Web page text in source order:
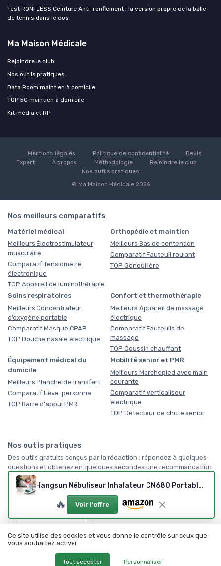
Hangsun Nébuliseur Inhalateur CN680 Portable Compresseur avec Embout et Masque pour les Enfants et les Adultes
🔥 Voir l'offre
Test RONFLESS Ceinture Anti-ronflement : la version propre de la balle
de tennis dans le dos
Ma Maison Médicale
Rejoindre le club
Nos outils pratiques
Data Room maintien à domicile
TOP 50 maintien à domicile
Kit média et RP
Mentions légales Politique de confidentialité
Devis
Expert
À propos Méthodologie
Rejoindre le club
Nos outils pratiques
© Ma Maison Médicale 2026
Nos meilleurs comparatifs
Matériel médical
Meilleurs Électrostimulateur
musculaire
Comparatif Tensiomètre
électronique
TOP Appareil de luminothérapie
Orthopédie et maintien
Meilleurs Bas de contention
Comparatif Fauteuil roulant
TOP Genouillère
Soins respiratoires
Meilleurs Concentrateur
d’oxygène portable
Comparatif Masque CPAP
TOP Douche nasale électrique
Confort et thermothérapie
Meilleurs Appareil de massage
électrique
Comparatif Fauteuils de
massage
TOP Coussin chauffant
Équipement médical du
domicile
Meilleurs Planche de transfert
Comparatif Lève-personne
TOP Barre d'appui PMR
Mobilité senior et PMR
Meilleurs Marchepied avec main
courante
Comparatif Verticaliseur
électrique
TOP Détecteur de chute senior
Nos outils pratiques
Des outils gratuits conçus par la rédaction : répondez à quelques
questions et obtenez en quelques secondes une recommandation
vraiment personnalisée, sans inscription, servez-vous !
🏠
Par où commencer ?
Tous les outils →
Ce site utilise des cookies et vous donne le contrôle sur ceux que
vous souhaitez activer
Tout accepter Personnaliser